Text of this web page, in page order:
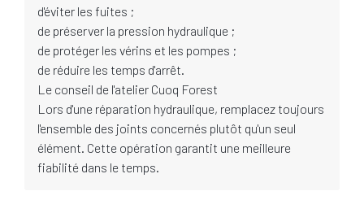
d'éviter les fuites ;
de préserver la pression hydraulique ;
de protéger les vérins et les pompes ;
de réduire les temps d'arrêt.
Le conseil de l'atelier Cuoq Forest
Lors d'une réparation hydraulique, remplacez toujours
l'ensemble des joints concernés plutôt qu'un seul
élément. Cette opération garantit une meilleure
fiabilité dans le temps.